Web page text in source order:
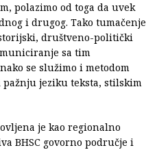
polazimo od toga da uvek
i drugog. Tako tumačenje
društveno-politički
sa tim
se služimo i metodom
jeziku teksta, stilskim
je kao regionalno
BHSC govorno područje i